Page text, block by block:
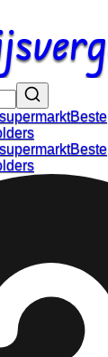
Beste
Beste